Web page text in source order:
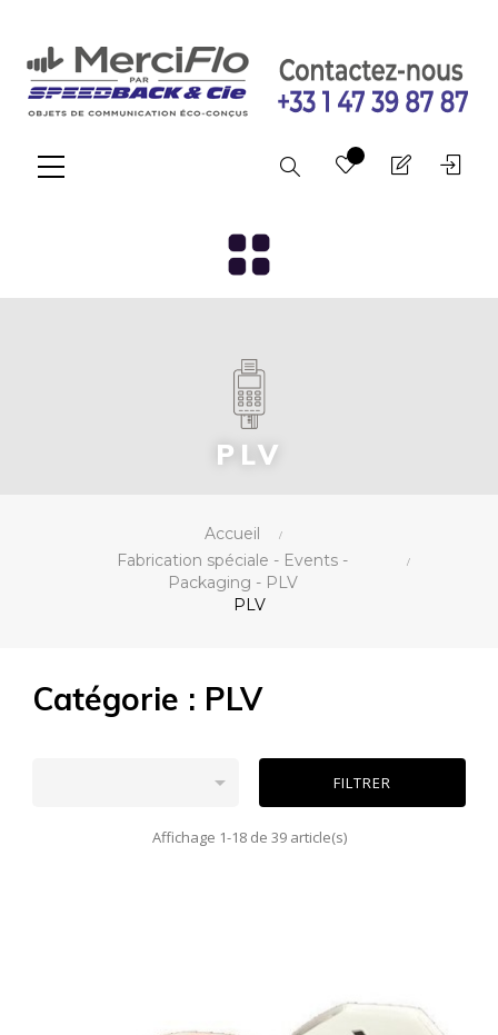
Chercher
PLV
Accueil
Fabrication spéciale - Events -
Packaging - PLV
PLV
Catégorie : PLV
 FILTRER
Affichage 1-18 de 39 article(s)